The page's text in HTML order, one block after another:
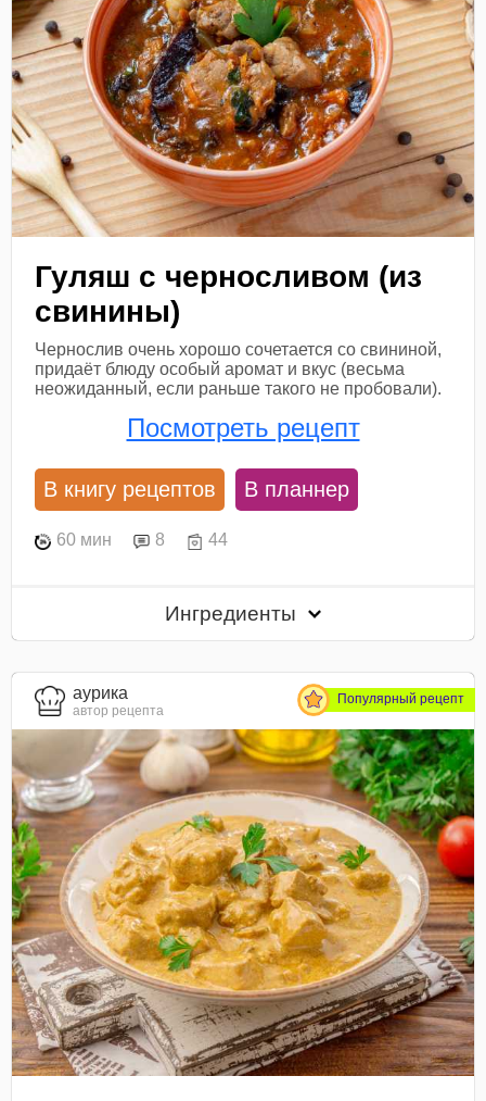
Гуляш с черносливом (из
свинины)
Чернослив очень хорошо сочетается со свининой,
придаёт блюду особый аромат и вкус (весьма
неожиданный, если раньше такого не пробовали).
Посмотреть рецепт
В книгу рецептов В планнер
60 мин 8 44
Ингредиенты
aурика
автор рецепта
Популярный рецепт